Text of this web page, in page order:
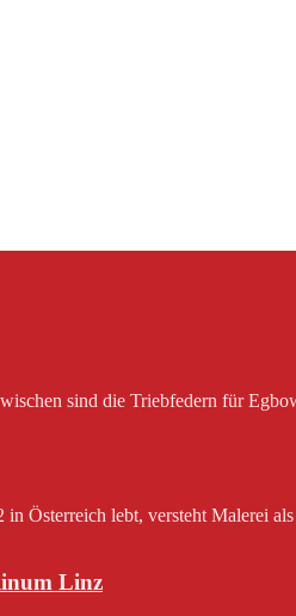
sind die Triebfedern für
Österreich lebt, versteht Malerei
Linz